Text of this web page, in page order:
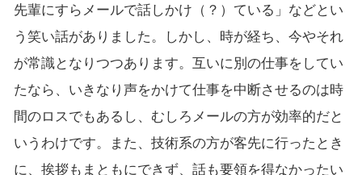
先輩にすらメールで話しかけ（？）ている」などとい
う笑い話がありました。しかし、時が経ち、今やそれ
が常識となりつつあります。互いに別の仕事をしてい
たなら、いきなり声をかけて仕事を中断させるのは時
間のロスでもあるし、むしろメールの方が効率的だと
いうわけです。また、技術系の方が客先に行ったとき
に、挨拶もまともにできず、話も要領を得なかったい